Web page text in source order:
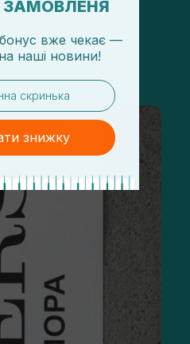
в Instagram
ЗАМОВЛЕНЯ
бонус вже чекає —
на наші новини!
знижку